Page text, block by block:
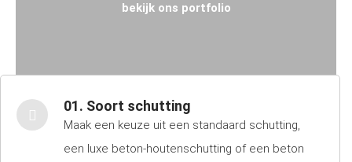
bekijk ons portfolio
01. Soort schutting
Maak een keuze uit een standaard schutting,
een luxe beton-houtenschutting of een beton